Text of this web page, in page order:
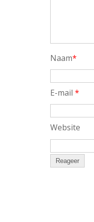
Naam*
E-mail *
Website